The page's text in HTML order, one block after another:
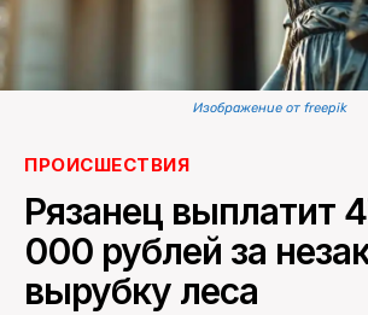
Изображение от freepik
ПРОИСШЕСТВИЯ
Рязанец выплатит
000 рублей за
вырубку леса